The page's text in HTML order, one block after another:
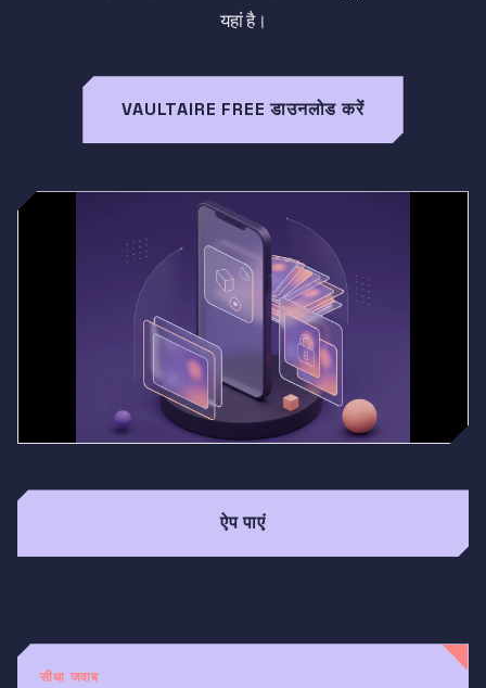
यहां है।
VAULTAIRE FREE डाउनलोड करें
ऐप पाएं
सीधा जवाब